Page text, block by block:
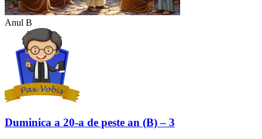
Anul B
Duminica a 20-a de peste an (B) – 3